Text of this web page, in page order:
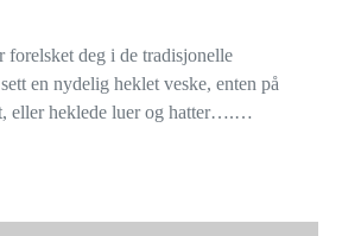
deg i de tradisjonelle
en nydelig heklet veske, enten på
eller heklede luer og hatter….…